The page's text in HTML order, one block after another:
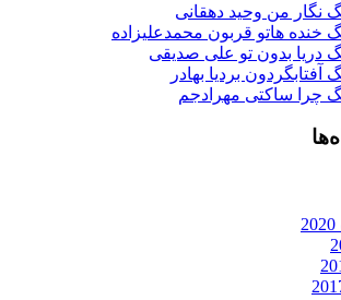
وحید دهقانی
قربون محمدعلیزاده
تو علی صدیقی
بردیا بهادر
مهرادجم